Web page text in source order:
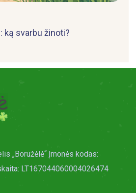
ką svarbu žinoti?
„Boružėlė“ Įmonės kodas:
LT167044060004026474